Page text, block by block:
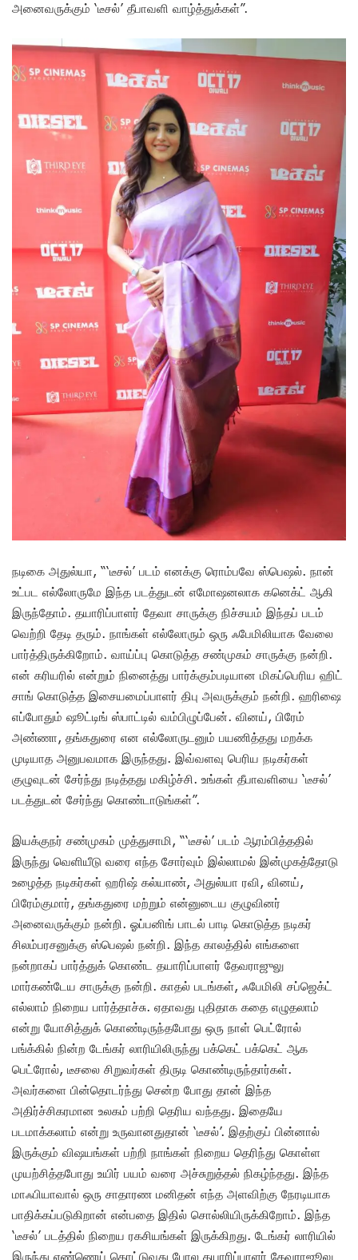
அனைவருக்கும் ‘டீசல்’ தீபாவளி வாழ்த்துக்கள்”.
நடிகை அதுல்யா, “‘டீசல்’ படம் எனக்கு ரொம்பவே ஸ்பெஷல். நான்
உட்பட எல்லோருமே இந்த படத்துடன் எமோஷனலாக கனெக்ட் ஆகி
இருந்தோம். தயாரிப்பாளர் தேவா சாருக்கு நிச்சயம் இந்தப் படம்
வெற்றி தேடி தரும். நாங்கள் எல்லோரும் ஒரு ஃபேமிலியாக வேலை
பார்த்திருக்கிறோம். வாய்ப்பு கொடுத்த சண்முகம் சாருக்கு நன்றி.
என் கரியரில் என்றும் நினைத்து பார்க்கும்படியான மிகப்பெரிய ஹிட்
சாங் கொடுத்த இசையமைப்பாளர் திபு அவருக்கும் நன்றி. ஹரிஷை
எப்போதும் ஷூட்டிங் ஸ்பாட்டில் வம்பிழுப்பேன். வினய், பிரேம்
அண்ணா, தங்கதுரை என எல்லோருடனும் பயணித்தது மறக்க
முடியாத அனுபவமாக இருந்தது. இவ்வளவு பெரிய நடிகர்கள்
குழுவுடன் சேர்ந்து நடித்தது மகிழ்ச்சி. உங்கள் தீபாவளியை ‘டீசல்’
படத்துடன் சேர்ந்து கொண்டாடுங்கள்”.
இயக்குநர் சண்முகம் முத்துசாமி, “‘டீசல்’ படம் ஆரம்பித்ததில்
இருந்து வெளியீடு வரை எந்த சோர்வும் இல்லாமல் இன்முகத்தோடு
உழைத்த நடிகர்கள் ஹரிஷ் கல்யாண், அதுல்யா ரவி, வினய்,
பிரேம்குமார், தங்கதுரை மற்றும் என்னுடைய குழுவினர்
அனைவருக்கும் நன்றி. ஓப்பனிங் பாடல் பாடி கொடுத்த நடிகர்
சிலம்பரசனுக்கு ஸ்பெஷல் நன்றி. இந்த காலத்தில் எங்களை
நன்றாகப் பார்த்துக் கொண்ட தயாரிப்பாளர் தேவராஜுலு
மார்கண்டேய சாருக்கு நன்றி. காதல் படங்கள், ஃபேமிலி சப்ஜெக்ட்
எல்லாம் நிறைய பார்த்தாச்சு. ஏதாவது புதிதாக கதை எழுதலாம்
என்று யோசித்துக் கொண்டிருந்தபோது ஒரு நாள் பெட்ரோல்
பங்க்கில் நின்ற டேங்கர் லாரியிலிருந்து பக்கெட் பக்கெட் ஆக
பெட்ரோல், டீசலை சிறுவர்கள் திருடி கொண்டிருந்தார்கள்.
அவர்களை பின்தொடர்ந்து சென்ற போது தான் இந்த
அதிர்ச்சிகரமான உலகம் பற்றி தெரிய வந்தது. இதையே
படமாக்கலாம் என்று உருவானதுதான் ‘டீசல்’. இதற்குப் பின்னால்
இருக்கும் விஷயங்கள் பற்றி நாங்கள் நிறைய தெரிந்து கொள்ள
முயற்சித்தபோது உயிர் பயம் வரை அச்சுறுத்தல் நிகழ்ந்தது. இந்த
மாஃபியாவால் ஒரு சாதாரண மனிதன் எந்த அளவிற்கு நேரடியாக
பாதிக்கப்படுகிறான் என்பதை இதில் சொல்லியிருக்கிறோம். இந்த
‘டீசல்’ படத்தில் நிறைய ரகசியங்கள் இருக்கிறது. டேங்கர் லாரியில்
இருந்து எண்ணெய் கொட்டுவது போல தயாரிப்பாளர் தேவராஜூலு